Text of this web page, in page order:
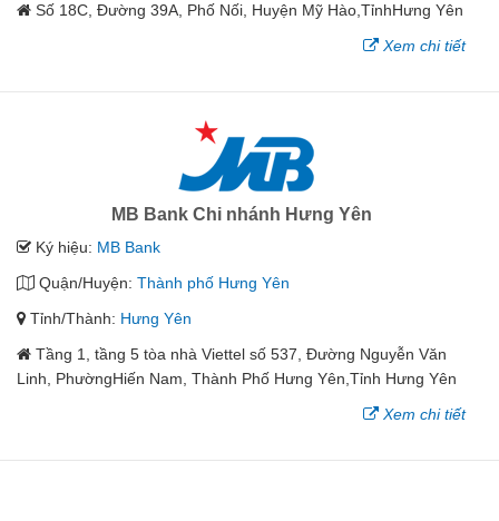
Số 18C, Đường 39A, Phố Nối, Huyện Mỹ Hào,TỉnhHưng Yên
Xem chi tiết
MB Bank Chi nhánh Hưng Yên
Ký hiệu: MB Bank
Quận/Huyện: Thành phố Hưng Yên
Tỉnh/Thành: Hưng Yên
Tầng 1, tầng 5 tòa nhà Viettel số 537, Đường Nguyễn Văn
Linh, PhườngHiến Nam, Thành Phố Hưng Yên,Tỉnh Hưng Yên
Xem chi tiết